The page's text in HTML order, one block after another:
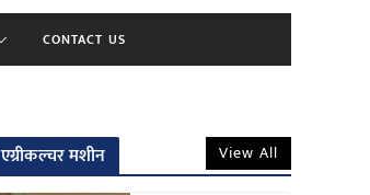
CONTACT US
एग्रीकल्चर मशीन View All